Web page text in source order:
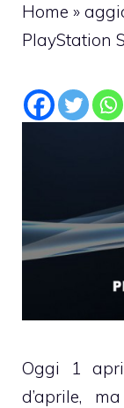
Home »
PlayStation
Oggi 1
d’aprile,